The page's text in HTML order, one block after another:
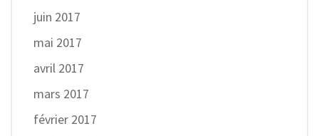
juin 2017
mai 2017
avril 2017
mars 2017
février 2017